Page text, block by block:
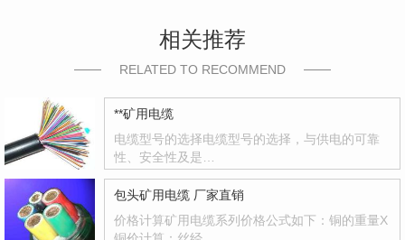
相关推荐
RELATED TO RECOMMEND
**矿用电缆
电缆型号的选择电缆型号的选择，与供电的可靠
性、安全性及是…
包头矿用电缆 厂家直销
价格计算矿用电缆系列价格公式如下：铜的重量X